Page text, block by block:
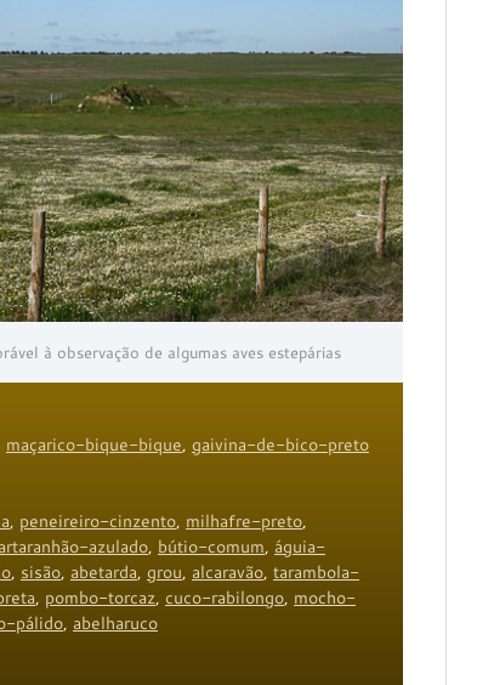
à observação de algumas aves estepárias
maçarico-bique-bique, gaivina-de-bico-preto
, peneireiro-cinzento, milhafre-preto,
azulado, bútio-comum, águia-
, sisão, abetarda, grou, alcaravão, tarambola-
, pombo-torcaz, cuco-rabilongo, mocho-
pálido, abelharuco